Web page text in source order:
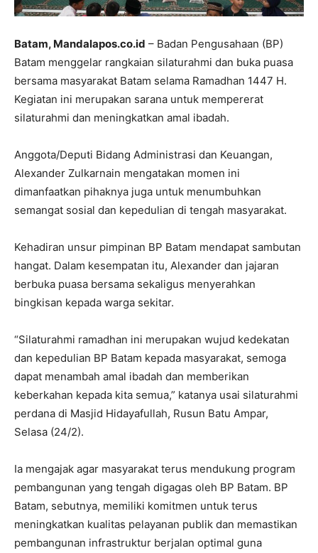
Batam, Mandalapos.co.id – Badan Pengusahaan (BP)
Batam menggelar rangkaian silaturahmi dan buka puasa
bersama masyarakat Batam selama Ramadhan 1447 H.
Kegiatan ini merupakan sarana untuk mempererat
silaturahmi dan meningkatkan amal ibadah.
Anggota/Deputi Bidang Administrasi dan Keuangan,
Alexander Zulkarnain mengatakan momen ini
dimanfaatkan pihaknya juga untuk menumbuhkan
semangat sosial dan kepedulian di tengah masyarakat.
Kehadiran unsur pimpinan BP Batam mendapat sambutan
hangat. Dalam kesempatan itu, Alexander dan jajaran
berbuka puasa bersama sekaligus menyerahkan
bingkisan kepada warga sekitar.
“Silaturahmi ramadhan ini merupakan wujud kedekatan
dan kepedulian BP Batam kepada masyarakat, semoga
dapat menambah amal ibadah dan memberikan
keberkahan kepada kita semua,” katanya usai silaturahmi
perdana di Masjid Hidayafullah, Rusun Batu Ampar,
Selasa (24/2).
Ia mengajak agar masyarakat terus mendukung program
pembangunan yang tengah digagas oleh BP Batam. BP
Batam, sebutnya, memiliki komitmen untuk terus
meningkatkan kualitas pelayanan publik dan memastikan
pembangunan infrastruktur berjalan optimal guna